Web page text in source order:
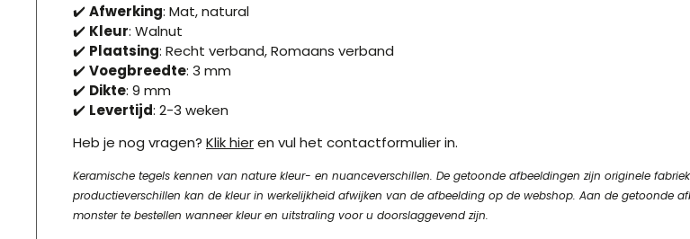
✔️Afwerking: Mat, natural
✔️ Kleur: Walnut
✔️ Plaatsing: Recht verband, Romaans verband
✔️Voegbreedte: 3 mm
✔️ Dikte: 9 mm
✔️ Levertijd: 2-3 weken
Heb je nog vragen? Klik hieren vul het contactformulier in.
Keramische tegels kennen van nature kleur- en nuanceverschillen. De getoonde afbeeldingen zijn originele
productieverschillen kan de kleur in werkelijkheid afwijken van de afbeelding op de webshop. Aan de getoonde
monster te bestellen wanneer kleur en uitstraling voor u doorslaggevend zijn.